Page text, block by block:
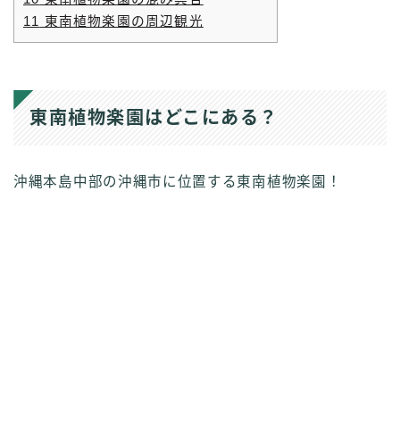
11 東南植物楽園の周辺観光
東南植物楽園はどこにある？
沖縄本島中部の沖縄市に位置する東南植物楽園！